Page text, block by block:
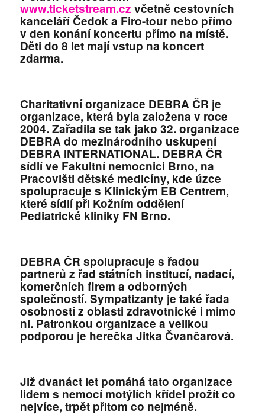
www.ticketstream.cz včetně cestovních
kanceláří Čedok a Firo-tour nebo přímo
v den konání koncertu přímo na místě.
Děti do 8 let mají vstup na koncert
zdarma.
Charitativní organizace DEBRA ČR je
organizace, která byla založena v roce
2004. Zařadila se tak jako 32. organizace
DEBRA do mezinárodního uskupení
DEBRA INTERNATIONAL. DEBRA ČR
sídlí ve Fakultní nemocnici Brno, na
Pracovišti dětské medicíny, kde úzce
spolupracuje s Klinickým EB Centrem,
které sídlí při Kožním oddělení
Pediatrické kliniky FN Brno.
DEBRA ČR spolupracuje s řadou
partnerů z řad státních institucí, nadací,
komerčních firem a odborných
společností. Sympatizanty je také řada
osobností z oblasti zdravotnické i mimo
ni. Patronkou organizace a velikou
podporou je herečka Jitka Čvančarová.
Již dvanáct let pomáhá tato organizace
lidem s nemocí motýlích křídel prožít co
nejvíce, trpět přitom co nejméně.